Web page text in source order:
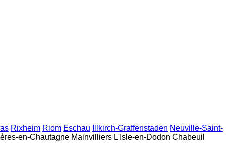
Rixheim Riom Eschau Illkirch-Graffenstaden Neuville-Saint-
en-Chautagne Mainvilliers L'Isle-en-Dodon Chabeuil